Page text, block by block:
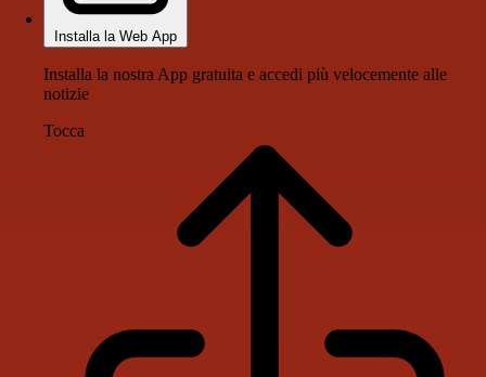
Installa la Web App
Installa la nostra App gratuita e accedi più velocemente alle
notizie
Tocca